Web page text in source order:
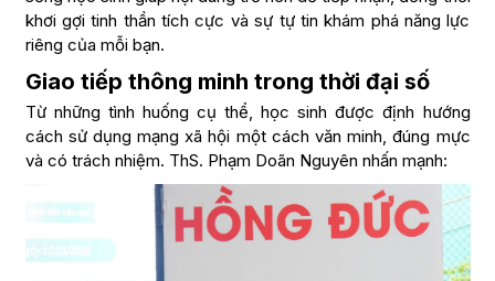
khơi gợi tinh thần tích cực và sự tự tin khám phá năng lực
riêng của mỗi bạn.
Giao tiếp thông minh trong thời đại số
Từ những tình huống cụ thể, học sinh được định hướng
cách sử dụng mạng xã hội một cách văn minh, đúng mực
và có trách nhiệm. ThS. Phạm Doãn Nguyên nhấn mạnh: